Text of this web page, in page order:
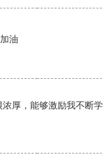
油
厚，能够激励我不断